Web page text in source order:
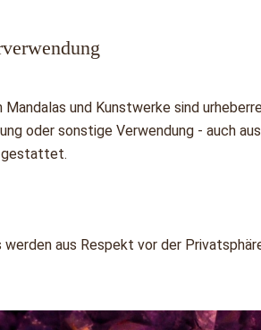
und Kunstwerke sind
oder sonstige Verwendung - auch
gestattet.
aus Respekt vor der